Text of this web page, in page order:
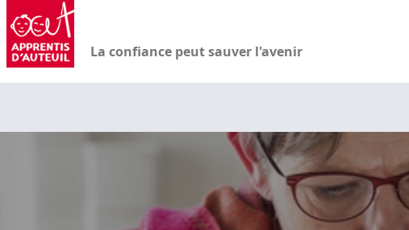
La confiance peut sauver l'avenir